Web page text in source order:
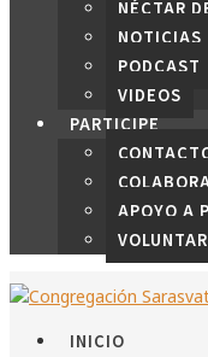
NÉCTAR
NOTICIAS
PODCAST
VIDEOS
PARTICIPE
APOYO A
INICIO